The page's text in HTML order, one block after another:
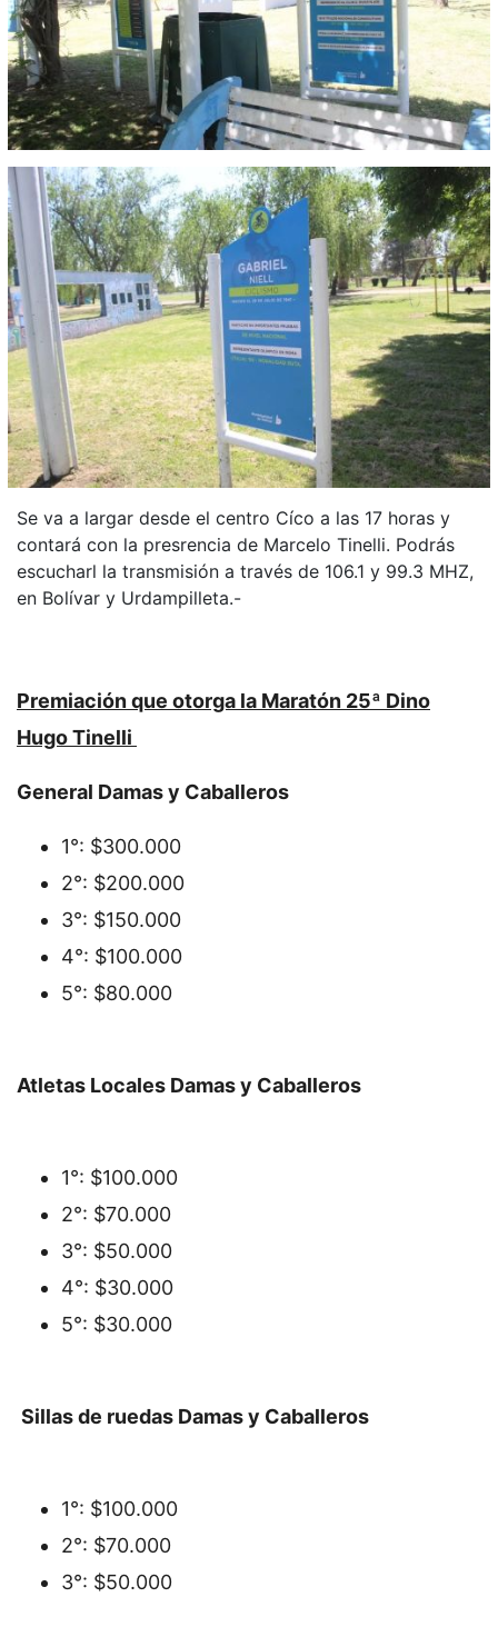
Se va a largar desde el centro Cíco a las 17 horas y
contará con la presrencia de Marcelo Tinelli. Podrás
escucharl la transmisión a través de 106.1 y 99.3 MHZ,
en Bolívar y Urdampilleta.-
Premiación que otorga la Maratón 25ª Dino
Hugo Tinelli
General Damas y Caballeros
1°: $300.000
2°: $200.000
3°: $150.000
4°: $100.000
5°: $80.000
Atletas Locales Damas y Caballeros
1°: $100.000
2°: $70.000
3°: $50.000
4°: $30.000
5°: $30.000
Sillas de ruedas Damas y Caballeros
1°: $100.000
2°: $70.000
3°: $50.000